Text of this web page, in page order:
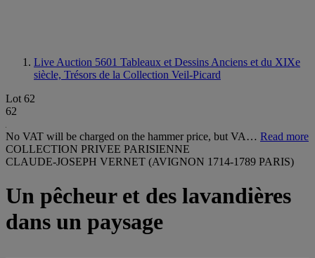
Live Auction 5601 Tableaux et Dessins Anciens et du XIXe
siècle, Trésors de la Collection Veil-Picard
Lot 62
62
No VAT will be charged on the hammer price, but VA… Read more
COLLECTION PRIVEE PARISIENNE
CLAUDE-JOSEPH VERNET (AVIGNON 1714-1789 PARIS)
Un pêcheur et des lavandières
dans un paysage